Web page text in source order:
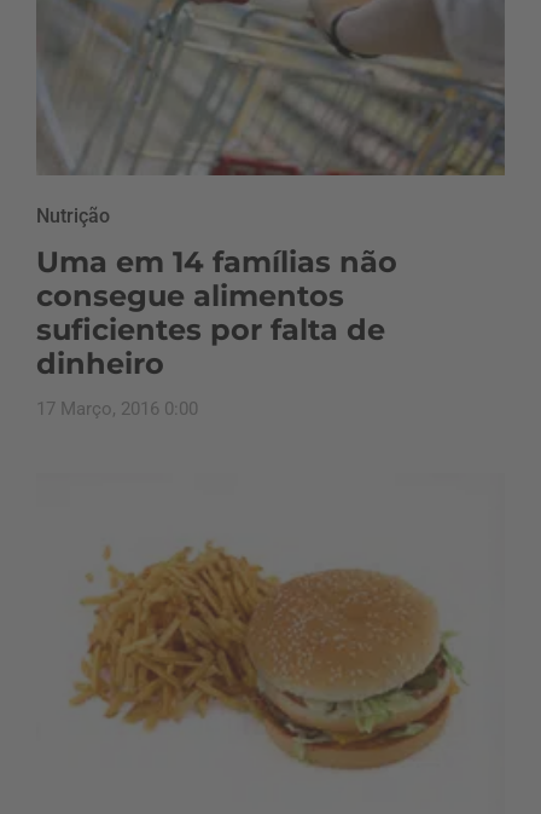
Nutrição
Uma em 14 famílias não
consegue alimentos
suficientes por falta de
dinheiro
17 Março, 2016 0:00